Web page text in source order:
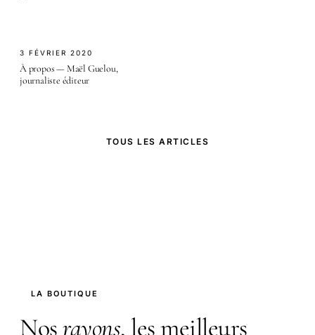
3 FÉVRIER 2020
À propos — Maël Guelou,
journaliste éditeur
TOUS LES ARTICLES
LA BOUTIQUE
Nosrayons, les meilleurs